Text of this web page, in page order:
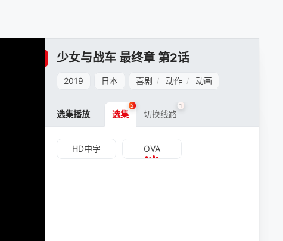
少女与战车 最终章 第2话
2019 日本 喜剧 / 动作 / 动画
选集播放 选集
2
切换线路
1
HD中字 OVA